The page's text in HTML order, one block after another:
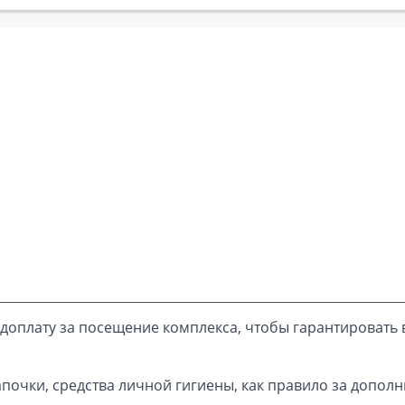
за посещение комплекса, чтобы
средства личной гигиены, как правило за